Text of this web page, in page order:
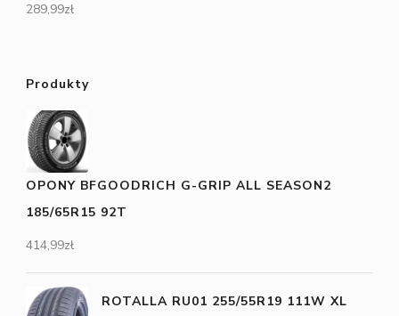
289,99zł
Produkty
OPONY BFGOODRICH G-GRIP ALL SEASON2
185/65R15 92T
414,99zł
ROTALLA RU01 255/55R19 111W XL